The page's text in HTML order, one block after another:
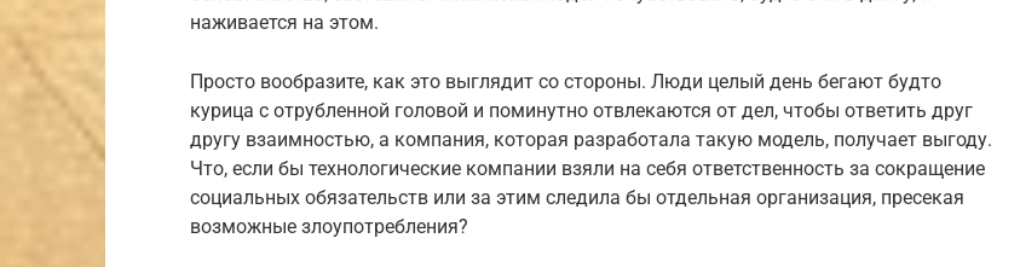
наживается на этом.
Просто вообразите, как это выглядит со стороны. Люди целый день бегают будто
курица с отрубленной головой и поминутно отвлекаются от дел, чтобы ответить друг
другу взаимностью, а компания, которая разработала такую модель, получает выгоду.
Что, если бы технологические компании взяли на себя ответственность за сокращение
социальных обязательств или за этим следила бы отдельная организация, пресекая
возможные злоупотребления?